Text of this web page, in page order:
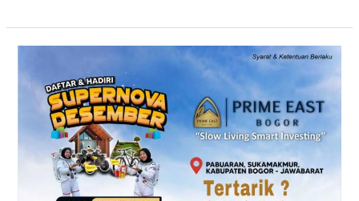
Prime
East
Bogor
Kavling